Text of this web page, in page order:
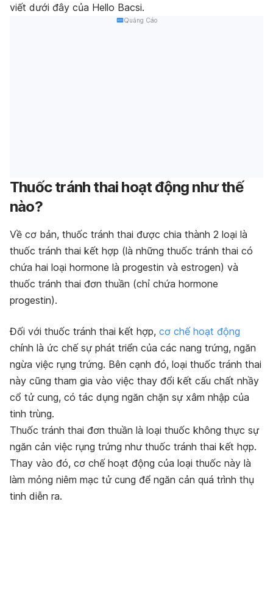
viết dưới đây của Hello Bacsi.
Quảng Cáo
Thuốc tránh thai hoạt động như thế
nào?
Về cơ bản, thuốc tránh thai được chia thành 2 loại là
thuốc tránh thai kết hợp (là những thuốc tránh thai có
chứa hai loại hormone là progestin và estrogen) và
thuốc tránh thai đơn thuần (chỉ chứa hormone
progestin).
Đối với thuốc tránh thai kết hợp, cơ chế hoạt động
chính là ức chế sự phát triển của các nang trứng, ngăn
ngừa việc rụng trứng. Bên cạnh đó, loại thuốc tránh thai
này cũng tham gia vào việc thay đổi kết cấu chất nhầy
cổ tử cung, có tác dụng ngăn chặn sự xâm nhập của
tinh trùng.
Thuốc tránh thai đơn thuần là loại thuốc không thực sự
ngăn cản việc rụng trứng như thuốc tránh thai kết hợp.
Thay vào đó, cơ chế hoạt động của loại thuốc này là
làm mỏng niêm mạc tử cung để ngăn cản quá trình thụ
tinh diễn ra.